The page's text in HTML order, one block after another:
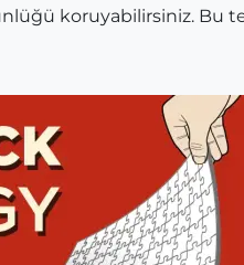
koruyabilirsiniz.